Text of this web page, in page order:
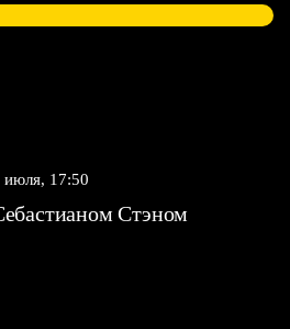
июля, 17:50
Стэном